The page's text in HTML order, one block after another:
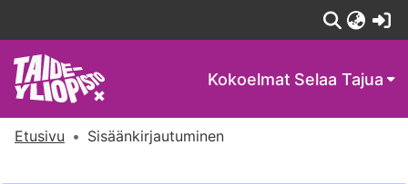
Kokoelmat Selaa Tajua
Etusivu Sisäänkirjautuminen